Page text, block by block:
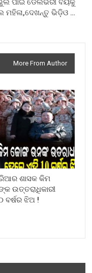
ପାଇଁ ଡେଲିଭରୀ ବୟକୁ
ମହିଳା,ଦେଖନ୍ତୁ ଭିଡ଼ିଓ …
More From Author
ଶାସକ କିମ
ଉତ୍ତରାଧିକାରୀ
ବର୍ଷର ଝିଅ !